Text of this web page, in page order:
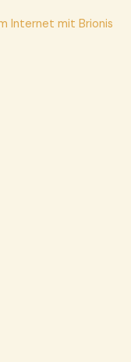
Internet mit Brionis